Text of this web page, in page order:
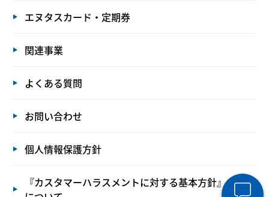
エヌタスカード・定期券
関連事業
よくある質問
お問い合わせ
個人情報保護方針
『カスタマーハラスメントに対する基本方針』の策定